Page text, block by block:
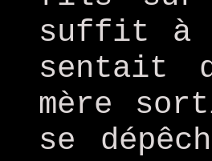
suffit à
sentait
mère
se